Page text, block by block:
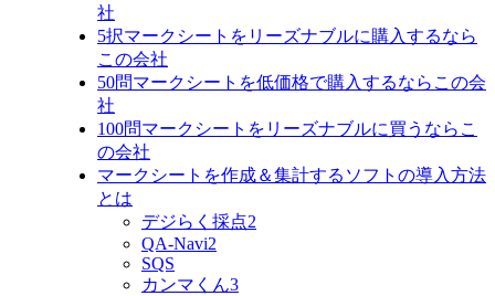
社
5択マークシートをリーズナブルに購入するなら
この会社
50問マークシートを低価格で購入するならこの会
社
100問マークシートをリーズナブルに買うならこ
の会社
マークシートを作成＆集計するソフトの導入方法
とは
デジらく採点2
QA-Navi2
SQS
カンマくん3